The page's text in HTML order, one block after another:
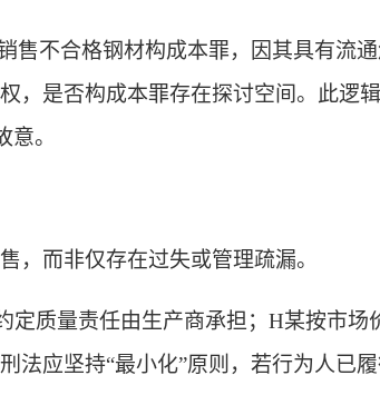
售不合格钢材构成本罪，因其具有流
， 是否构成本罪存在探讨空间 。此逻
。
，而非仅存在过失或管理疏漏。
质量责任由生产商承担；H某按市场
法应坚持“最小化”原则，若行为人已